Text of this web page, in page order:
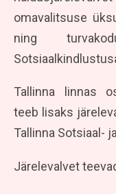
omavalitsuse
ning
Tallinna linnas
teeb lisaks
Tallinna Sotsiaal-
Järelevalvet